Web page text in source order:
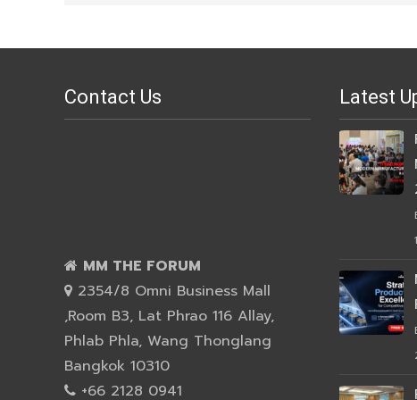
Contact Us
MM THE FORUM
2354/8 Omni Business Mall
,Room B3, Lat Phrao 116 Allay,
Phlab Phla, Wang Thonglang
Bangkok 10310
+66 2128 0941
Latest